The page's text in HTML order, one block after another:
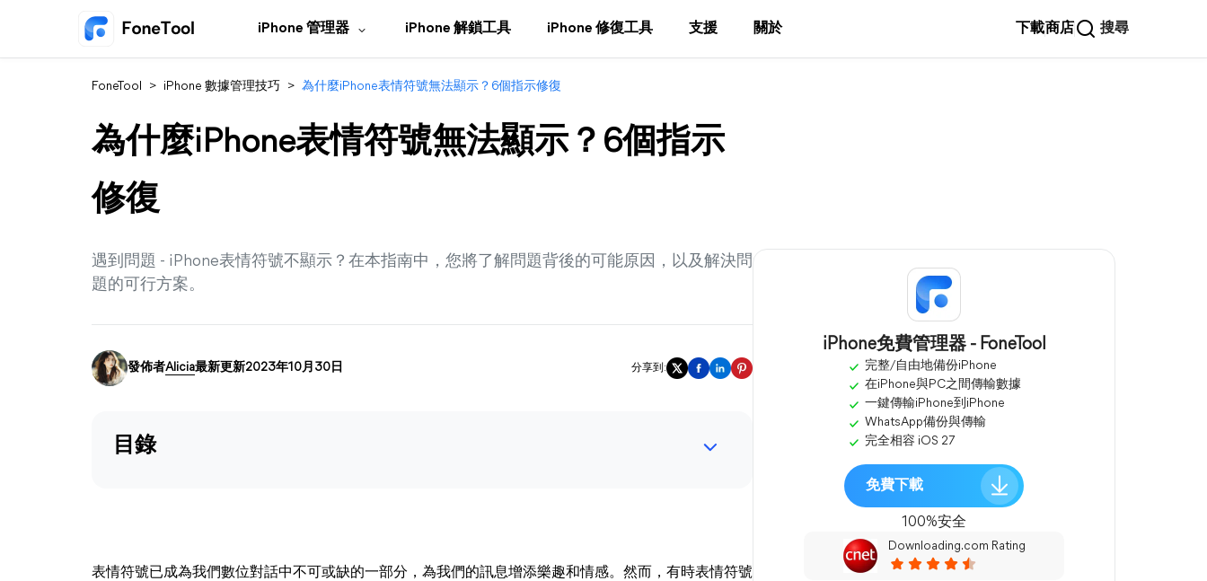
iPhone 管理器 iPhone 解鎖工具 iPhone 修復工具 支援 關於 下載商店 搜尋
FoneTool > iPhone 數據管理技巧 > 為什麼iPhone表情符號無法顯示？6個指示修復
為什麼iPhone表情符號無法顯示？6個指示
修復
遇到問題 - iPhone表情符號不顯示？在本指南中，您將了解問題背後的可能原因，以及解決問
題的可行方案。
發佈者Alicia最新更新2023年10月30日 分享到:
目錄
表情符號已成為我們數位對話中不可或缺的一部分，為我們的訊息增添樂趣和情感。然而，有時表情符號
iPhone免費管理器 - FoneTool
完整/自由地備份iPhone
在iPhone與PC之間傳輸數據
一鍵傳輸iPhone到iPhone
WhatsApp備份與傳輸
完全相容 iOS 27
免費下載
100%安全
Downloading.com Rating